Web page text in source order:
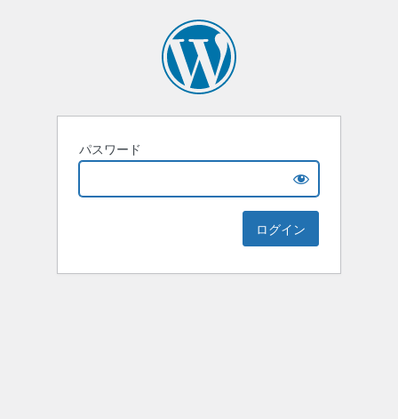
パスワード